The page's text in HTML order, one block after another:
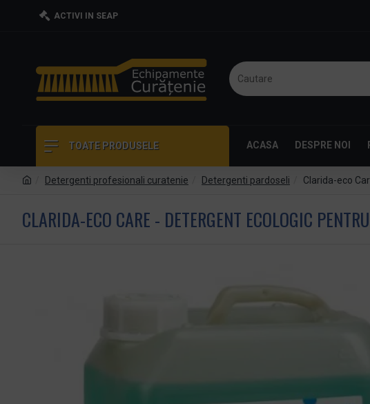
ACTIVI IN SEAP
TOATE PRODUSELE ACASA DESPRE NOI
Detergenti profesionali curatenie Detergenti pardoseli Clarida-eco
CLARIDA-ECO CARE - DETERGENT ECOLOGIC